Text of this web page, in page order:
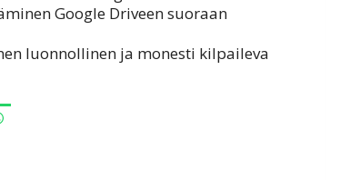
Google Driveen suoraan
luonnollinen ja monesti kilpaileva